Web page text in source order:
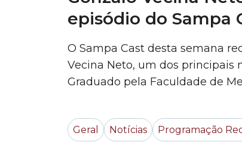
episódio do Sampa
O Sampa Cast desta semana
Vecina Neto, um dos principais
Graduado pela Faculdade de
participou dos movimentos de
Geral Notícias Programação